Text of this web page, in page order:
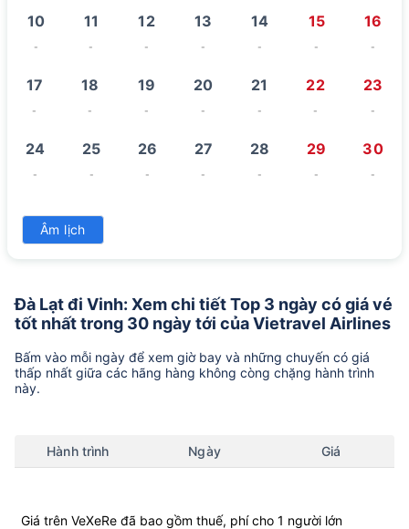
10
-
11
-
12
-
13
-
14
-
15
-
16
-
17
-
18
-
19
-
20
-
21
-
22
-
23
-
24
-
25
-
26
-
27
-
28
-
29
-
30
-
31
Âm lịch
Đà Lạt đi Vinh: Xem chi tiết Top 3 ngày có giá vé
tốt nhất trong 30 ngày tới của Vietravel Airlines
Bấm vào mỗi ngày để xem giờ bay và những chuyến có giá
thấp nhất giữa các hãng hàng không còng chặng hành trình
này.
Hành trình Ngày Giá
Giá trên VeXeRe đã bao gồm thuế, phí cho 1 người lớn